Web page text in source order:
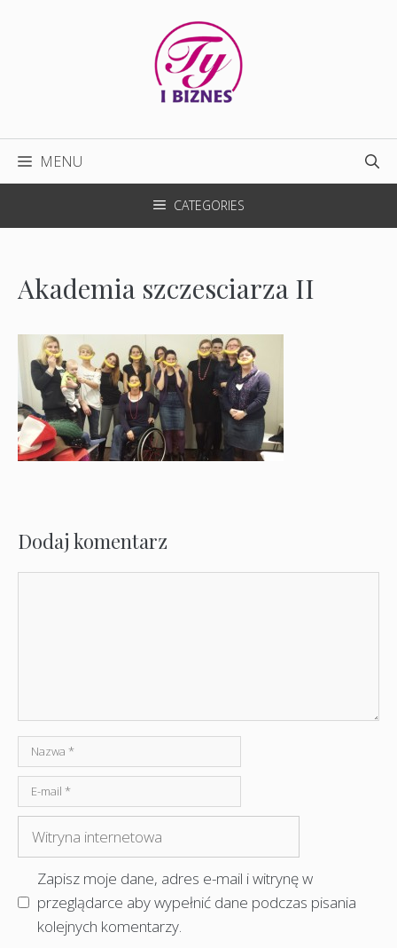
MENU
CATEGORIES
Akademia szczesciarza II
Dodaj komentarz
Nazwa
mail
internetowa
Zapisz moje dane, adres e-mail i witrynę w
przeglądarce aby wypełnić dane podczas pisania
kolejnych komentarzy.